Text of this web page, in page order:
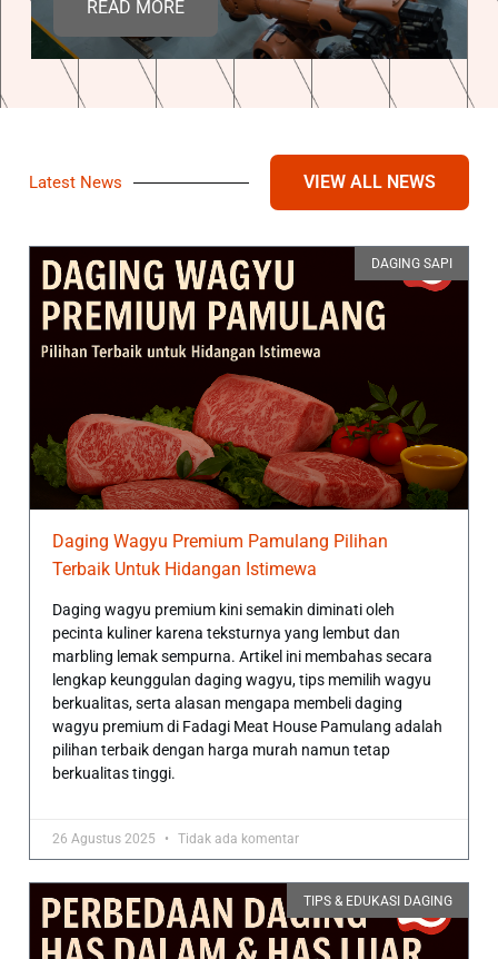
READ MORE
Latest News VIEW ALL NEWS
DAGING SAPI
Daging Wagyu Premium Pamulang Pilihan
Terbaik Untuk Hidangan Istimewa
Daging wagyu premium kini semakin diminati oleh
pecinta kuliner karena teksturnya yang lembut dan
marbling lemak sempurna. Artikel ini membahas secara
lengkap keunggulan daging wagyu, tips memilih wagyu
berkualitas, serta alasan mengapa membeli daging
wagyu premium di Fadagi Meat House Pamulang adalah
pilihan terbaik dengan harga murah namun tetap
berkualitas tinggi.
26 Agustus 2025 Tidak ada komentar
TIPS & EDUKASI DAGING